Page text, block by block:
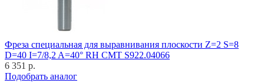
Фреза специальная для выравнивания плоскости Z=2 S=8
D=40 I=7/8,2 A=40° RH CMT S922.04066
6 351 р.
Подобрать аналог